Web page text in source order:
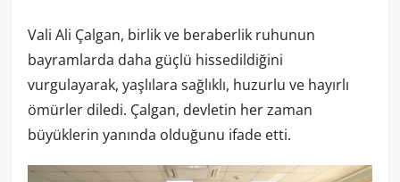
Vali Ali Çalgan, birlik ve beraberlik ruhunun
bayramlarda daha güçlü hissedildiğini
vurgulayarak, yaşlılara sağlıklı, huzurlu ve hayırlı
ömürler diledi. Çalgan, devletin her zaman
büyüklerin yanında olduğunu ifade etti.